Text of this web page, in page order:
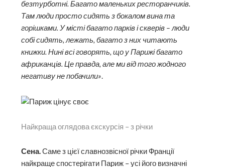
безтурботні. Багато маленьких ресторанчиків.
Там люди просто сидять з бокалом вина та
горішками. У місті багато парків і скверів – люди
собі сидять, лежать, багато з них читають
книжки. Нині всі говорять, що у Парижі багато
африканців. Це правда, але ми від того жодного
негативу не побачили».
Найкраща оглядова єкскурсія – з річки
Сена.Саме з цієї славнозвісної річки Франції
найкраще спостерігати Париж – усі його визначні